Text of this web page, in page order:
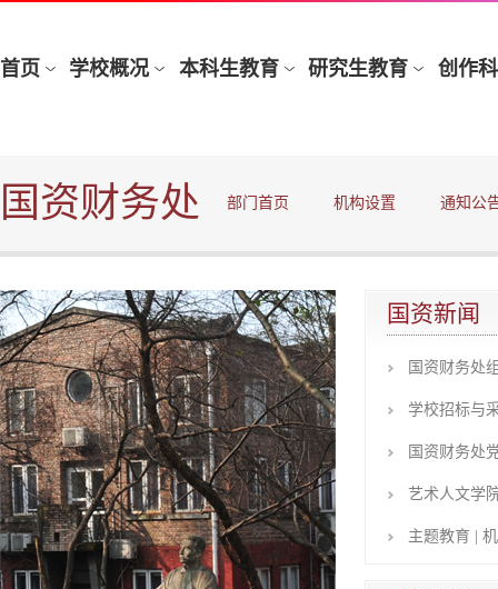
国资财务处 部门首页 机构设置 通知公
国资新闻
国资财务处
学校招标与
国资财务处
艺术人文学
主题教育 |